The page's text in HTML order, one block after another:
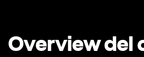
Overview del